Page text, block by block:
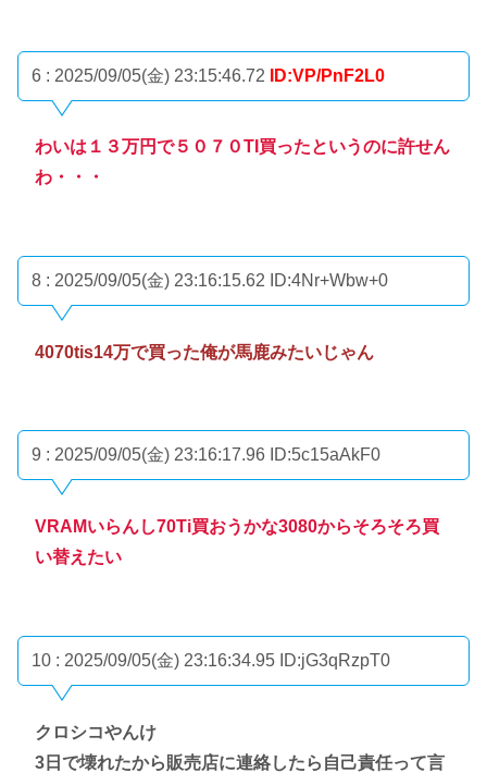
6 : 2025/09/05(金) 23:15:46.72 ID:VP/PnF2L0
わいは１３万円で５０７０TI買ったというのに許せん
わ・・・
8 : 2025/09/05(金) 23:16:15.62 ID:4Nr+Wbw+0
4070tis14万で買った俺が馬鹿みたいじゃん
9 : 2025/09/05(金) 23:16:17.96 ID:5c15aAkF0
VRAMいらんし70Ti買おうかな3080からそろそろ買
い替えたい
10 : 2025/09/05(金) 23:16:34.95 ID:jG3qRzpT0
クロシコやんけ
3日で壊れたから販売店に連絡したら自己責任って言